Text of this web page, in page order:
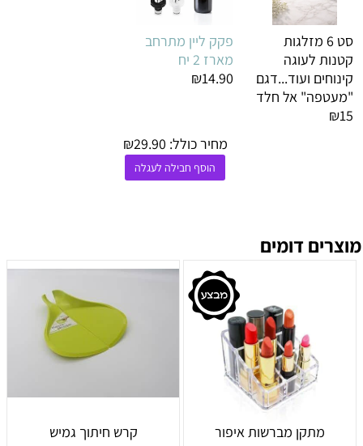
סט 6 מזלגות
קטנות לעוגה
קינוחים ועוד...דגם
"מעטפה" אל חלד
₪15
פקק ליין מתרחב
מארז 2 יח
₪14.90
מחיר כולל: ₪29.90
הוסף חבילה לעגלה
מוצרים דומים
מתקן מברשות איפור קרש חיתוך גמיש